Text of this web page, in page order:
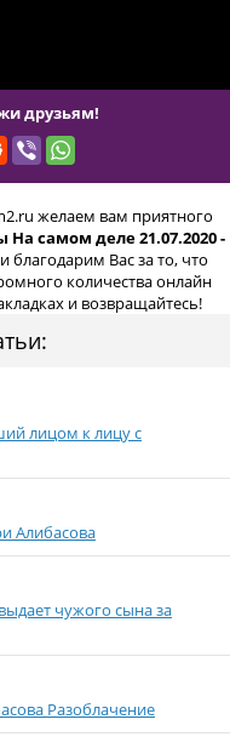
друзьям!
желаем вам приятного
самом деле 21.07.2020 -
и благодарим Вас за то, что
количества онлайн
и возвращайтесь!
лицом к лицу с
Алибасова
чужого сына за
Разоблачение